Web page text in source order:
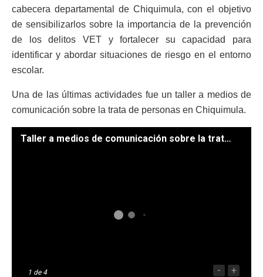
cabecera departamental de Chiquimula, con el objetivo
de sensibilizarlos sobre la importancia de la prevención
de los delitos VET y fortalecer su capacidad para
identificar y abordar situaciones de riesgo en el entorno
escolar.
Una de las últimas actividades fue un taller a medios de
comunicación sobre la trata de personas en Chiquimula.
Taller a medios de comunicación sobre la trata de personas en Chiquimula. (Fotos: Daniel Ordóñez))
1 de 4 - +